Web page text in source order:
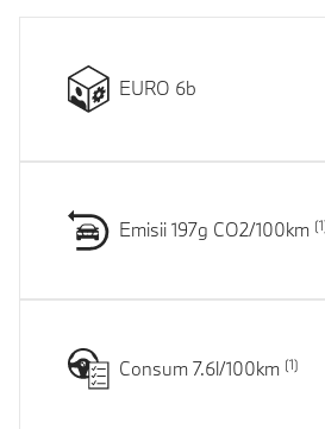
EURO 6b
Emisii 197g CO2/100km
Consum 7.6l/100km